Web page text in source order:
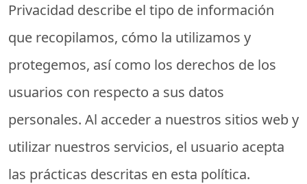
Privacidad describe el tipo de información
que recopilamos, cómo la utilizamos y
protegemos, así como los derechos de los
usuarios con respecto a sus datos
personales. Al acceder a nuestros sitios web y
utilizar nuestros servicios, el usuario acepta
las prácticas descritas en esta política.